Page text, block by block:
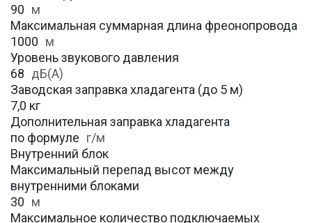
90 м
Максимальная суммарная длина фреонопровода
1000 м
Уровень звукового давления
68 дБ(А)
Заводская заправка хладагента (до 5 м)
7,0 кг
Дополнительная заправка хладагента
по формуле г/м
Внутренний блок
Максимальный перепад высот между
внутренними блоками
30 м
Максимальное количество подключаемых